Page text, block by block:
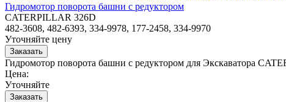
Гидромотор поворота башни с редуктором
CATERPILLAR 326D
482-3608, 482-6393, 334-9978, 177-2458, 334-9970
Уточняйте цену
Гидромотор поворота башни с редуктором для Экскаватора
Цена:
Уточняйте